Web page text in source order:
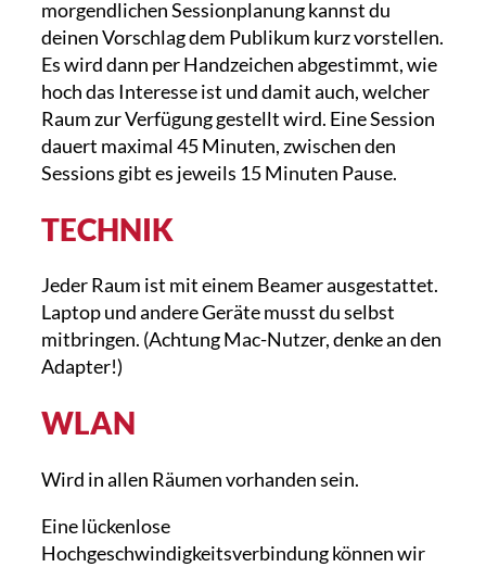
morgendlichen Sessionplanung kannst du
deinen Vorschlag dem Publikum kurz vorstellen.
Es wird dann per Handzeichen abgestimmt, wie
hoch das Interesse ist und damit auch, welcher
Raum zur Verfügung gestellt wird. Eine Session
dauert maximal 45 Minuten, zwischen den
Sessions gibt es jeweils 15 Minuten Pause.
TECHNIK
Jeder Raum ist mit einem Beamer ausgestattet.
Laptop und andere Geräte musst du selbst
mitbringen. (Achtung Mac-Nutzer, denke an den
Adapter!)
WLAN
Wird in allen Räumen vorhanden sein.
Eine lückenlose
Hochgeschwindigkeitsverbindung können wir